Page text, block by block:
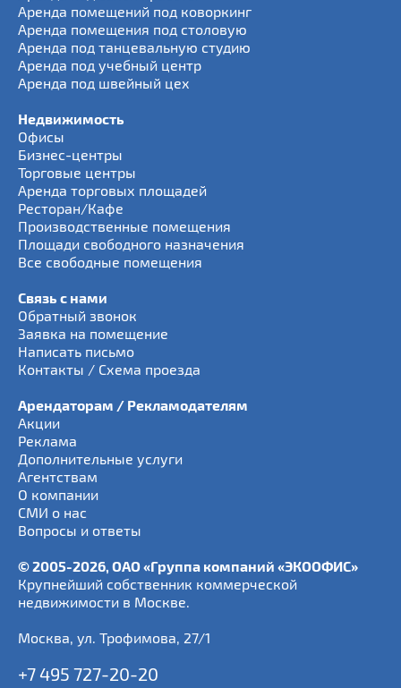
Аренда помещений под коворкинг
Аренда помещения под столовую
Аренда под танцевальную студию
Аренда под учебный центр
Аренда под швейный цех
Недвижимость
Офисы
Бизнес-центры
Торговые центры
Аренда торговых площадей
Ресторан/Кафе
Производственные помещения
Площади свободного назначения
Все свободные помещения
Связь с нами
Обратный звонок
Заявка на помещение
Написать письмо
Контакты / Схема проезда
Арендаторам / Рекламодателям
Акции
Реклама
Дополнительные услуги
Агентствам
О компании
СМИ о нас
Вопросы и ответы
© 2005-2026, ОАО «Группа компаний «ЭКООФИС»
Крупнейший собственник коммерческой
недвижимости в Москве.
Москва, ул. Трофимова, 27/1
+7 495 727-20-20